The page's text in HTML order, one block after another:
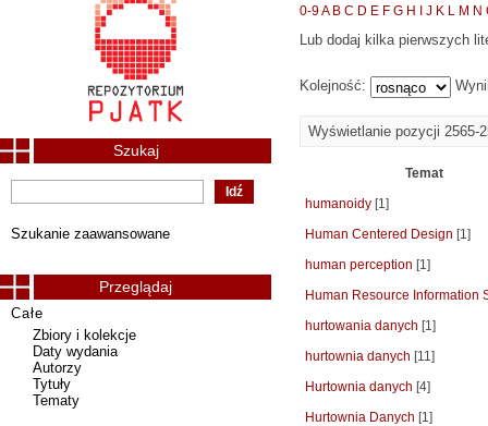
0-9A B C D E F G H J K L M N
Lub dodaj kilka pierwszych
Kolejność:
Wyświetlanie pozycji 2565-
Temat
humanoidy [1]
Human Centered Design [1]
human perception [1]
Human Resource Information
hurtowania danych [1]
hurtownia danych [11]
Hurtownia danych [4]
Hurtownia Danych [1]
Szukaj
Szukanie zaawansowane
Przeglądaj
Całe
Zbiory i kolekcje
Daty wydania
Autorzy
Tytuły
Tematy